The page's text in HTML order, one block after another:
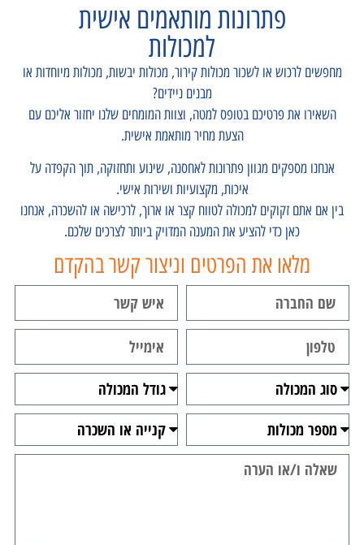
פתרונות מותאמים אישית
למכולות
מחפשים לרכוש או לשכור מכולות קירור, מכולות יבשות, מכולות מיוחדות או
מבנים ניידים?
השאירו את פרטיכם בטופס למטה, וצוות המומחים שלנו יחזור אליכם עם
הצעת מחיר מותאמת אישית.
אנחנו מספקים מגוון פתרונות לאחסנה, שינוע ותחזוקה, תוך הקפדה על
איכות, מקצועיות ושירות אישי.
בין אם אתם זקוקים למכולה לטווח קצר או ארוך, לרכישה או להשכרה, אנחנו
כאן כדי להציע את המענה המדויק ביותר לצרכים שלכם.
מלאו את הפרטים וניצור קשר בהקדם